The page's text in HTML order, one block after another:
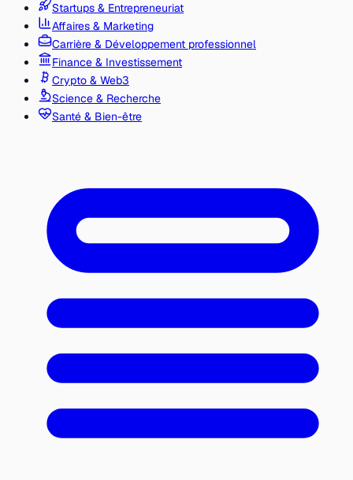
Startups & Entrepreneuriat
Affaires & Marketing
Carrière & Développement professionnel
Finance & Investissement
Crypto & Web3
Science & Recherche
Santé & Bien-être